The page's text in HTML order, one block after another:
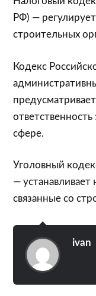
РФ) —
строительных
Кодекс
сфере.
Уголовный
— устанавливает
связанные со
ivan